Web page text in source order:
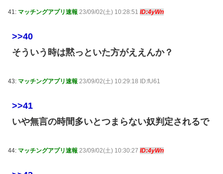
41: マッチングアプリ速報 23/09/02(土) 10:28:51 ID:4yWn
>>40
そういう時は黙っといた方がええんか？
43: マッチングアプリ速報 23/09/02(土) 10:29:18 ID:fU61
>>41
いや無言の時間多いとつまらない奴判定されるで
44: マッチングアプリ速報 23/09/02(土) 10:30:27 ID:4yWn